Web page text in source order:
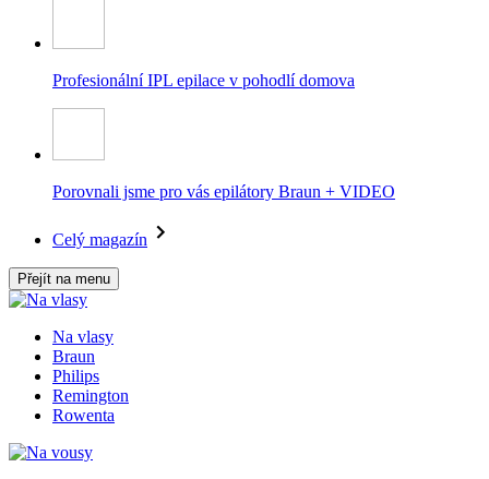
Profesionální IPL epilace v pohodlí domova
Porovnali jsme pro vás epilátory Braun + VIDEO
Celý magazín
Přejít na menu
Na vlasy
Braun
Philips
Remington
Rowenta